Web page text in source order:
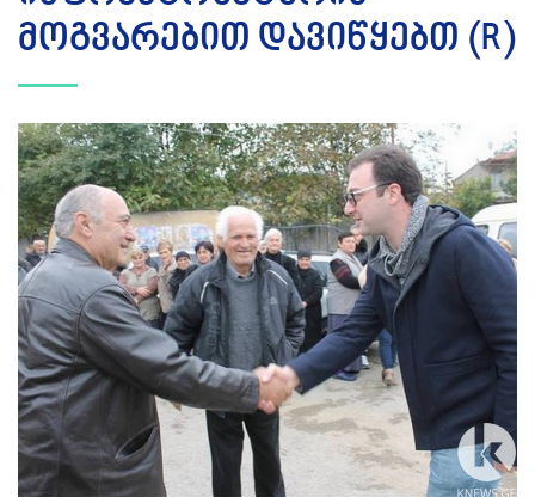
ᲛᲝᲒᲕᲐᲠᲔᲑᲘᲗ ᲓᲐᲕᲘᲬᲧᲔᲑᲗ (R)